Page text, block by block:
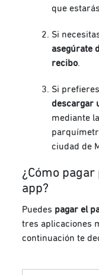
que
Si
asegúrate
recibo.
Si
descargar
mediante
ciudad de
¿Cómo
app?
Puedes pagar el
tres aplicaciones
continuación te